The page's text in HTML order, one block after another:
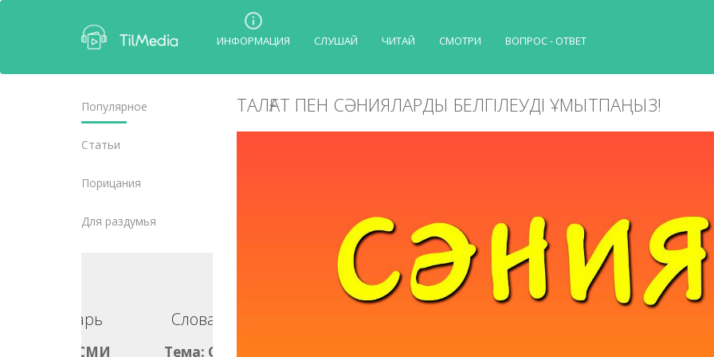
ИНФОРМАЦИЯ СЛУШАЙ ЧИТАЙ СМОТРИ ВОПРОС - ОТВЕТ
Популярное
Статьи
Порицания
Для раздумья
Словарь
Тема: СМИ
ТАЛҒАТ ПЕН СӘНИЯЛАРДЫ БЕЛГІЛЕУДІ ҰМЫТПАҢЫЗ!